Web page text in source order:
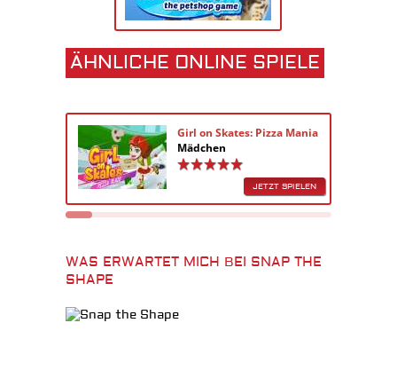
ÄHNLICHE ONLINE SPIELE
Girl on Skates: Pizza Mania
Mädchen
JETZT SPIELEN
WAS ERWARTET MICH BEI SNAP THE
SHAPE